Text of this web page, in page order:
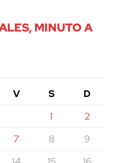
MINUTO A
V S
D
1
2
7 8
9